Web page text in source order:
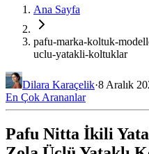
Ana Sayfa
pafu-marka-koltuk-
uclu-yatakli-koltuklar
Dilara Karaçelik·8 Aralık
En Çok Arananlar
Pafu Nitta İkili